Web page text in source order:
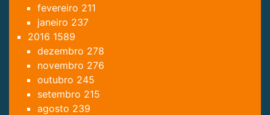
fevereiro 211
janeiro 237
2016 1589
dezembro 278
novembro 276
outubro 245
setembro 215
agosto 239